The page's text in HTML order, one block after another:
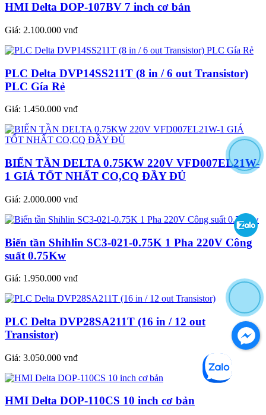
HMI Delta DOP-107BV 7 inch cơ bản
Giá: 2.100.000 vnđ
PLC Delta DVP14SS211T (8 in / 6 out Transistor)
PLC Gía Rẻ
Giá: 1.450.000 vnđ
BIẾN TẦN DELTA 0.75KW 220V VFD007EL21W-
1 GIÁ TỐT NHẤT CO,CQ ĐẦY ĐỦ
Giá: 2.000.000 vnđ
Biến tần Shihlin SC3-021-0.75K 1 Pha 220V Công
suất 0.75Kw
Giá: 1.950.000 vnđ
PLC Delta DVP28SA211T (16 in / 12 out
Transistor)
Giá: 3.050.000 vnđ
HMI Delta DOP-110CS 10 inch cơ bản